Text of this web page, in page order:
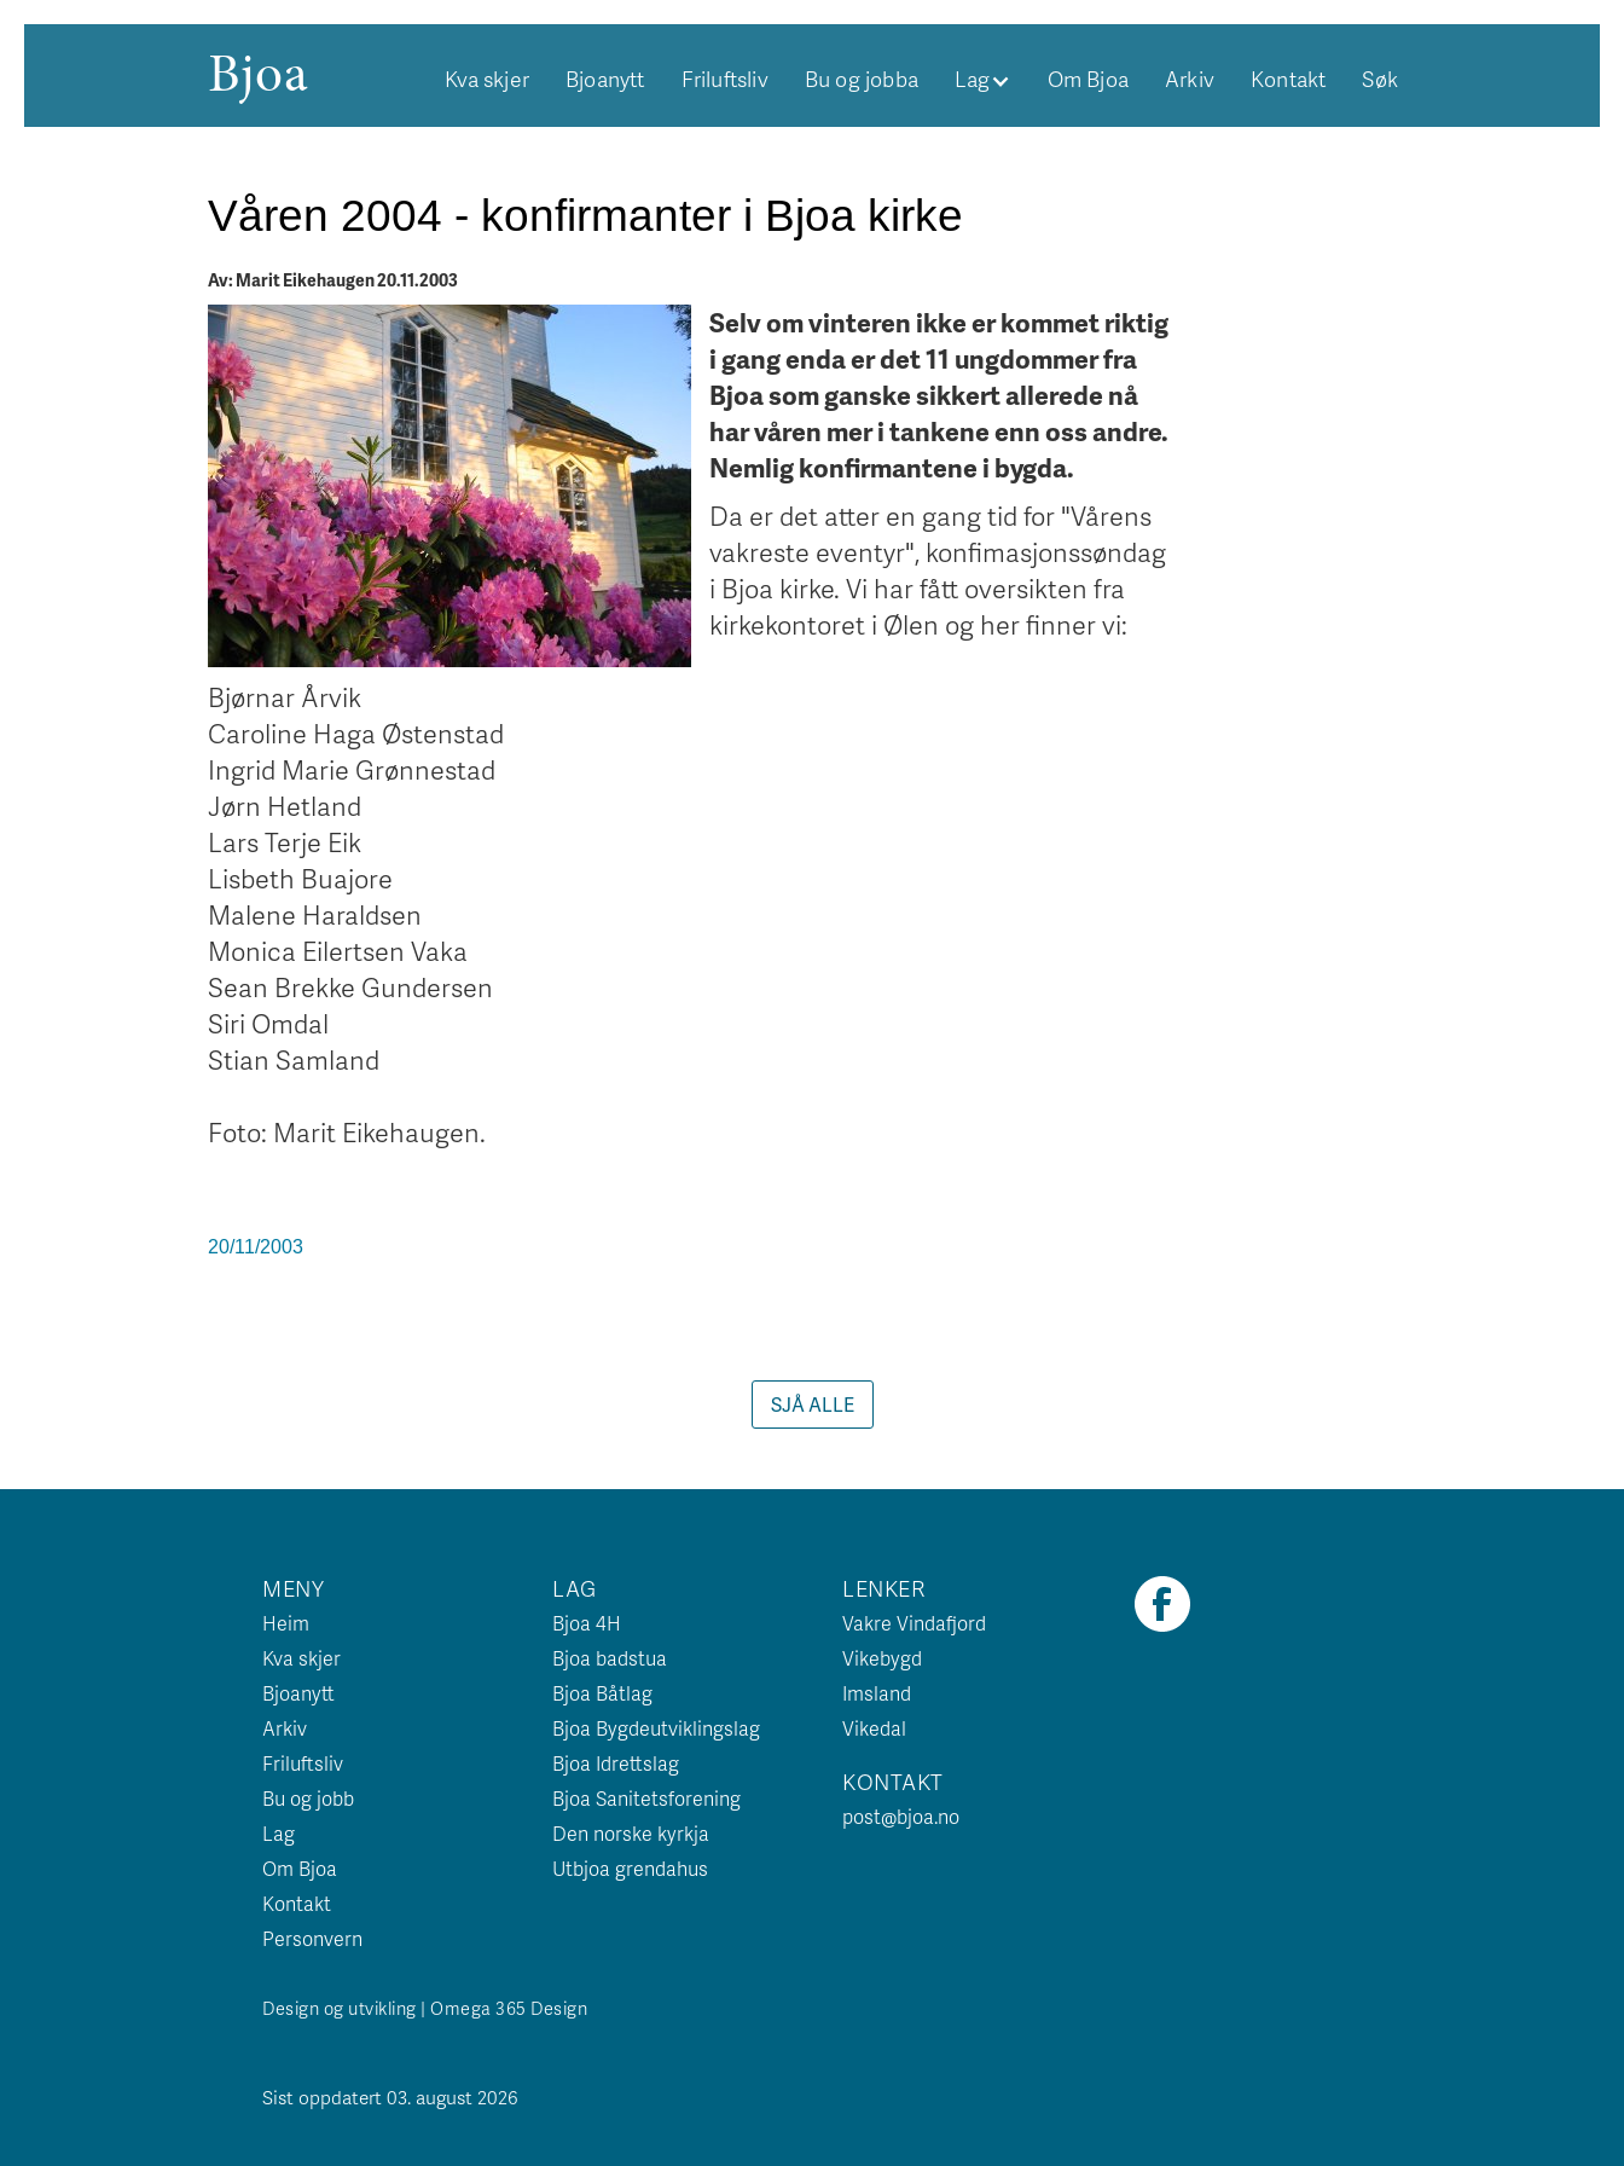
Bjoa Kva skjer Bjoanytt Friluftsliv Bu og jobba Lag Om Bjoa Arkiv Kontakt Søk
Våren 2004 - konfirmanter i Bjoa kirke
Av: Marit Eikehaugen 20.11.2003
Selv om vinteren ikke er kommet riktig
i gang enda er det 11 ungdommer fra
Bjoa som ganske sikkert allerede nå
har våren mer i tankene enn oss andre.
Nemlig konfirmantene i bygda.
Da er det atter en gang tid for "Vårens
vakreste eventyr", konfimasjonssøndag
i Bjoa kirke. Vi har fått oversikten fra
kirkekontoret i Ølen og her finner vi:
Bjørnar Årvik
Caroline Haga Østenstad
Ingrid Marie Grønnestad
Jørn Hetland
Lars Terje Eik
Lisbeth Buajore
Malene Haraldsen
Monica Eilertsen Vaka
Sean Brekke Gundersen
Siri Omdal
Stian Samland
Foto: Marit Eikehaugen.
20/11/2003
SJÅ ALLE
MENY
Heim
Kva skjer
Bjoanytt
Arkiv
Friluftsliv
Bu og jobb
Lag
Om Bjoa
Kontakt
Personvern
LAG
Bjoa 4H
Bjoa badstua
Bjoa Båtlag
Bjoa Bygdeutviklingslag
Bjoa Idrettslag
Bjoa Sanitetsforening
Den norske kyrkja
Utbjoa grendahus
LENKER
Vakre Vindafjord
Vikebygd
Imsland
Vikedal
KONTAKT
post@bjoa.no
Design og utvikling | Omega 365 Design
Sist oppdatert 03. august 2026